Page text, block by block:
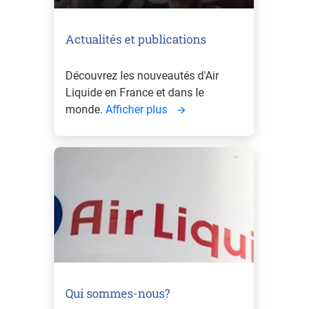
Actualités et publications
Découvrez les nouveautés d'Air
Liquide en France et dans le
monde. Afficher plus
Qui sommes-nous?